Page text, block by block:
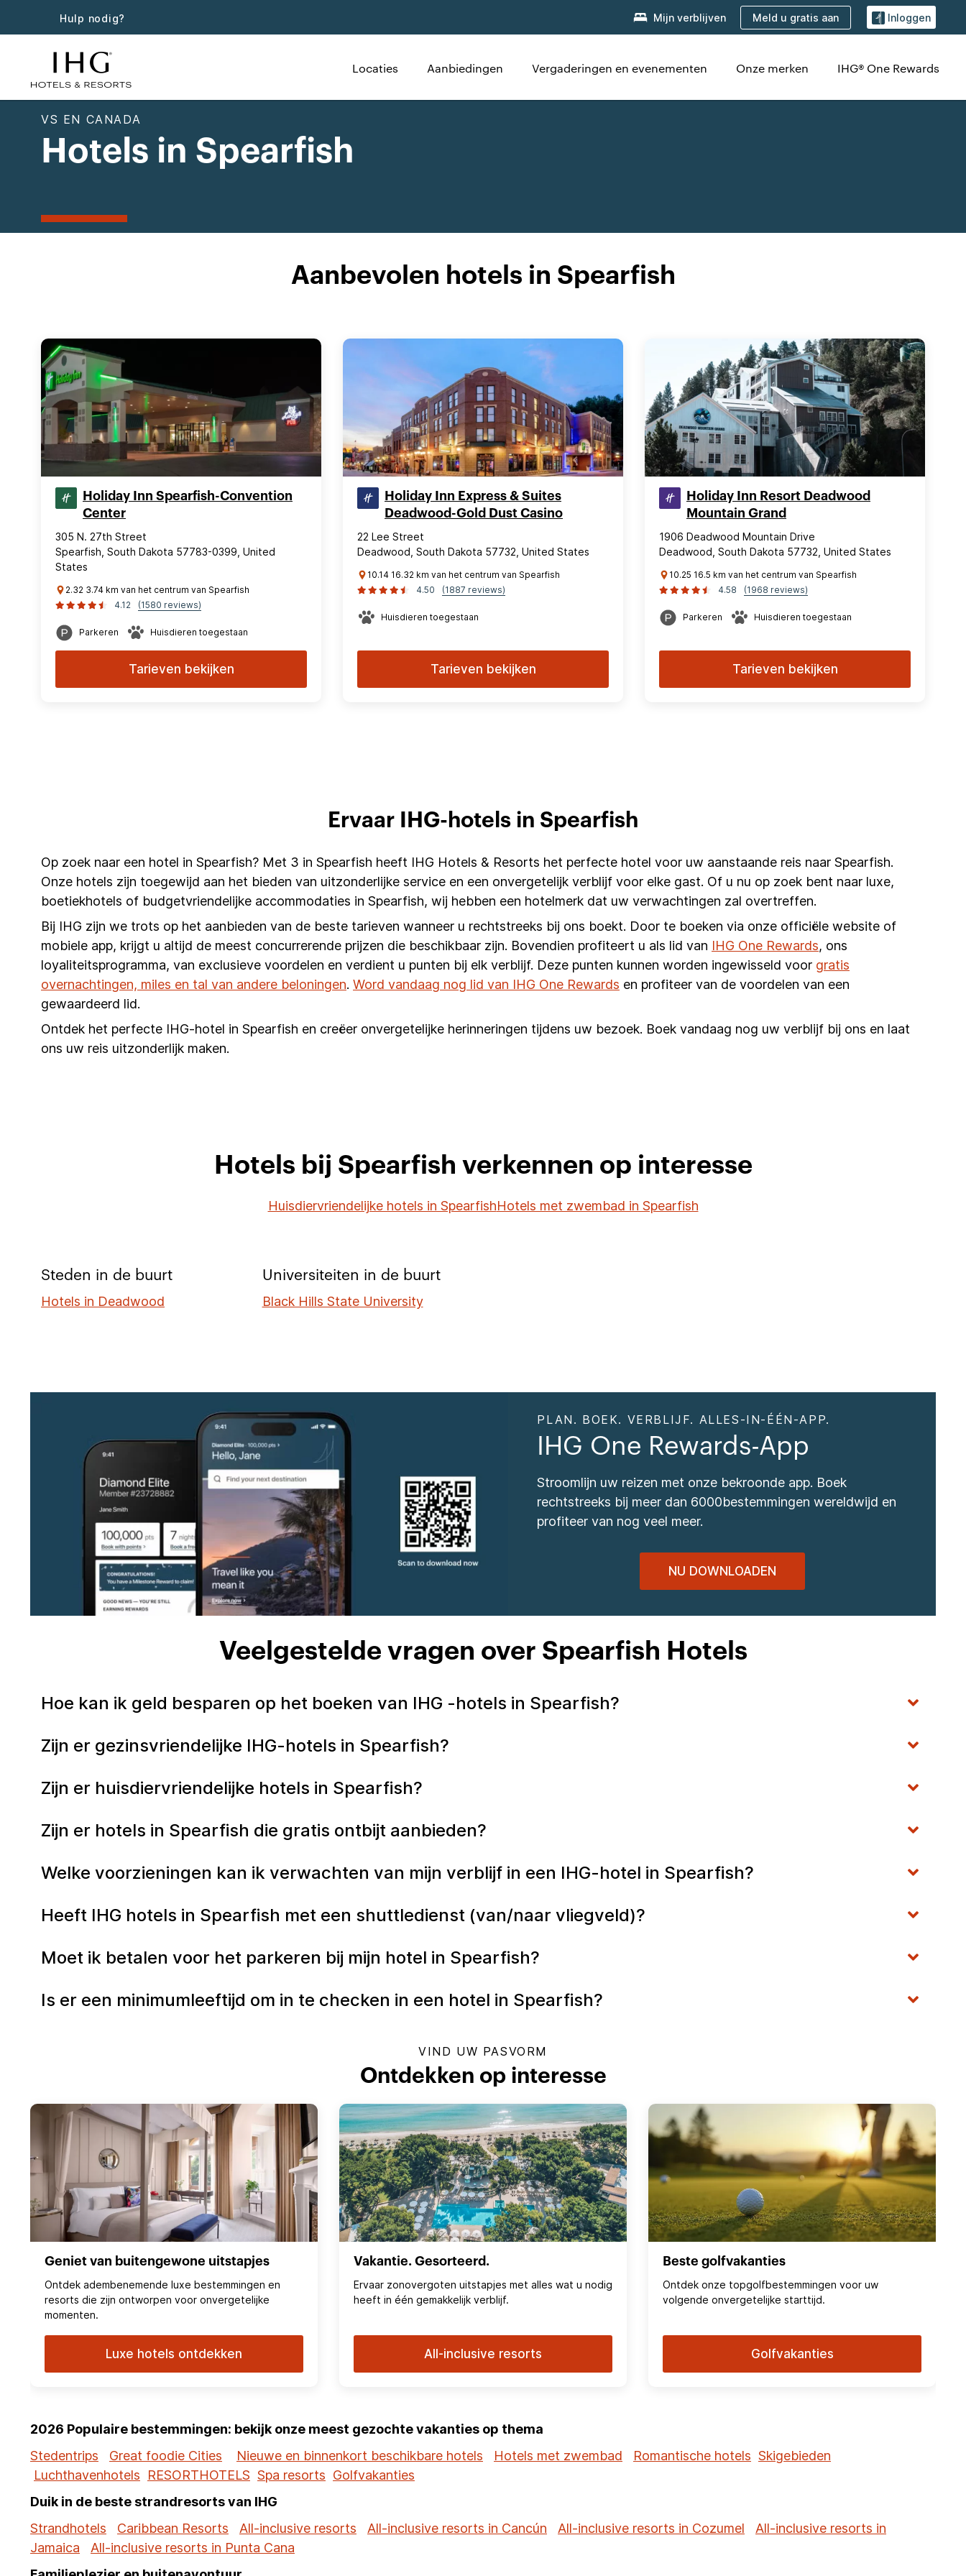
Hulp nodig? Mijn verblijven Meld u gratis aan Inloggen
Locaties Aanbiedingen Vergaderingen en evenementen Onze merken IHG® One Rewards
VS EN CANADA
Hotels in Spearfish
Aanbevolen hotels in Spearfish
Holiday Inn Spearfish-Convention
Center
305 N. 27th Street
Spearfish, South Dakota 57783-0399, United
States
2.32 3.74 km van het centrum van Spearfish
4.12
(1580 reviews)
Parkeren Huisdieren toegestaan
Tarieven bekijken
Holiday Inn Express & Suites
Deadwood-Gold Dust Casino
22 Lee Street
Deadwood, South Dakota 57732, United States
10.14 16.32 km van het centrum van Spearfish
4.50
(1887 reviews)
Huisdieren toegestaan
Tarieven bekijken
Holiday Inn Resort Deadwood
Mountain Grand
1906 Deadwood Mountain Drive
Deadwood, South Dakota 57732, United States
10.25 16.5 km van het centrum van Spearfish
4.58
(1968 reviews)
Parkeren Huisdieren toegestaan
Tarieven bekijken
Ervaar IHG-hotels in Spearfish
Op zoek naar een hotel in Spearfish? Met 3 in Spearfish heeft IHG Hotels & Resorts het perfecte hotel voor uw aanstaande reis naar Spearfish.
Onze hotels zijn toegewijd aan het bieden van uitzonderlijke service en een onvergetelijk verblijf voor elke gast. Of u nu op zoek bent naar luxe,
boetiekhotels of budgetvriendelijke accommodaties in Spearfish, wij hebben een hotelmerk dat uw verwachtingen zal overtreffen.
Bij IHG zijn we trots op het aanbieden van de beste tarieven wanneer u rechtstreeks bij ons boekt. Door te boeken via onze officiële website of
mobiele app, krijgt u altijd de meest concurrerende prijzen die beschikbaar zijn. Bovendien profiteert u als lid van IHG One Rewards, ons
loyaliteitsprogramma, van exclusieve voordelen en verdient u punten bij elk verblijf. Deze punten kunnen worden ingewisseld voor gratis
overnachtingen, miles en tal van andere beloningen. Word vandaag nog lid van IHG One Rewards en profiteer van de voordelen van een
gewaardeerd lid.
Ontdek het perfecte IHG-hotel in Spearfish en creëer onvergetelijke herinneringen tijdens uw bezoek. Boek vandaag nog uw verblijf bij ons en laat
ons uw reis uitzonderlijk maken.
Hotels bij Spearfish verkennen op interesse
Huisdiervriendelijke hotels in SpearfishHotels met zwembad in Spearfish
Steden in de buurt
Hotels in Deadwood
Universiteiten in de buurt
Black Hills State University
PLAN. BOEK. VERBLIJF. ALLES-IN-ÉÉN-APP.
IHG One Rewards-App
Stroomlijn uw reizen met onze bekroonde app. Boek
rechtstreeks bij meer dan 6000bestemmingen wereldwijd en
profiteer van nog veel meer.
NU DOWNLOADEN
Veelgestelde vragen over Spearfish Hotels
Hoe kan ik geld besparen op het boeken van IHG -hotels in Spearfish?
Zijn er gezinsvriendelijke IHG-hotels in Spearfish?
Zijn er huisdiervriendelijke hotels in Spearfish?
Zijn er hotels in Spearfish die gratis ontbijt aanbieden?
Welke voorzieningen kan ik verwachten van mijn verblijf in een IHG-hotel in Spearfish?
Heeft IHG hotels in Spearfish met een shuttledienst (van/naar vliegveld)?
Moet ik betalen voor het parkeren bij mijn hotel in Spearfish?
Is er een minimumleeftijd om in te checken in een hotel in Spearfish?
VIND UW PASVORM
Ontdekken op interesse
Geniet van buitengewone uitstapjes
Ontdek adembenemende luxe bestemmingen en
resorts die zijn ontworpen voor onvergetelijke
momenten.
Luxe hotels ontdekken
Vakantie. Gesorteerd.
Ervaar zonovergoten uitstapjes met alles wat u nodig
heeft in één gemakkelijk verblijf.
All-inclusive resorts
Beste golfvakanties
Ontdek onze topgolfbestemmingen voor uw
volgende onvergetelijke starttijd.
Golfvakanties
2026 Populaire bestemmingen: bekijk onze meest gezochte vakanties op thema
Stedentrips
Great foodie Cities Nieuwe en binnenkort beschikbare hotels Hotels met zwembad Romantische hotels Skigebieden
Luchthavenhotels
RESORTHOTELS Spa resorts Golfvakanties
Duik in de beste strandresorts van IHG
Strandhotels
Caribbean Resorts All-inclusive resorts All-inclusive resorts in Cancún All-inclusive resorts in Cozumel
All-inclusive resorts in
Jamaica
All-inclusive resorts in Punta Cana